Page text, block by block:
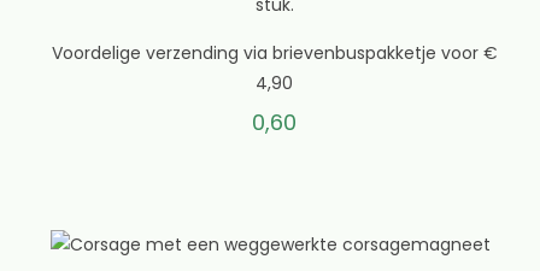
stuk.
Voordelige verzending via brievenbuspakketje voor €
4,90
0,60